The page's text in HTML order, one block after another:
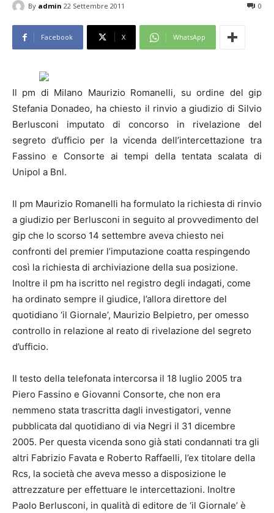
By admin 22 Settembre 2011 0
Facebook X WhatsApp
Il pm di Milano Maurizio Romanelli, su ordine del gip
Stefania Donadeo, ha chiesto il rinvio a giudizio di Silvio
Berlusconi imputato di concorso in rivelazione del
segreto d’ufficio per la vicenda dell’intercettazione tra
Fassino e Consorte ai tempi della tentata scalata di
Unipol a Bnl.
Il pm Maurizio Romanelli ha formulato la richiesta di rinvio
a giudizio per Berlusconi in seguito al provvedimento del
gip che lo scorso 14 settembre aveva chiesto nei
confronti del premier l’imputazione coatta respingendo
così la richiesta di archiviazione della sua posizione.
Inoltre il pm ha iscritto nel registro degli indagati, come
ha ordinato sempre il giudice, l’allora direttore del
quotidiano ‘il Giornale’, Maurizio Belpietro, per omesso
controllo in relazione al reato di rivelazione del segreto
d’ufficio.
Il testo della telefonata intercorsa il 18 luglio 2005 tra
Piero Fassino e Giovanni Consorte, che non era
nemmeno stata trascritta dagli investigatori, venne
pubblicata dal quotidiano di via Negri il 31 dicembre
2005. Per questa vicenda sono già stati condannati tra gli
altri Fabrizio Favata e Roberto Raffaelli, l’ex titolare della
Rcs, la società che aveva messo a disposizione le
attrezzature per effettuare le intercettazioni. Inoltre
Paolo Berlusconi, in qualità di editore de ‘il Giornale’ è